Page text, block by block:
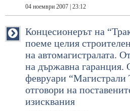
04 ноември 2007 | 23:12
Концесионерът на
поеме целия
на автомагистралата.
на държавна гаранция.
февруари
отговори на
изисквания